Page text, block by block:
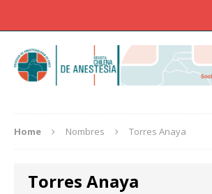
Home Nombres Torres Anaya
Torres Anaya